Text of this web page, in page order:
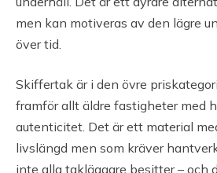
men kan motiveras av den lägre
över tid.
Skiffertak är i den övre
framför allt äldre fastigheter med
autenticitet. Det är ett material
livslängd men som kräver
inte alla takläggare besitter – och